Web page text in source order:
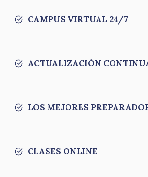
CAMPUS VIRTUAL 24/7
ACTUALIZACIÓN
LOS MEJORES
CLASES ONLINE